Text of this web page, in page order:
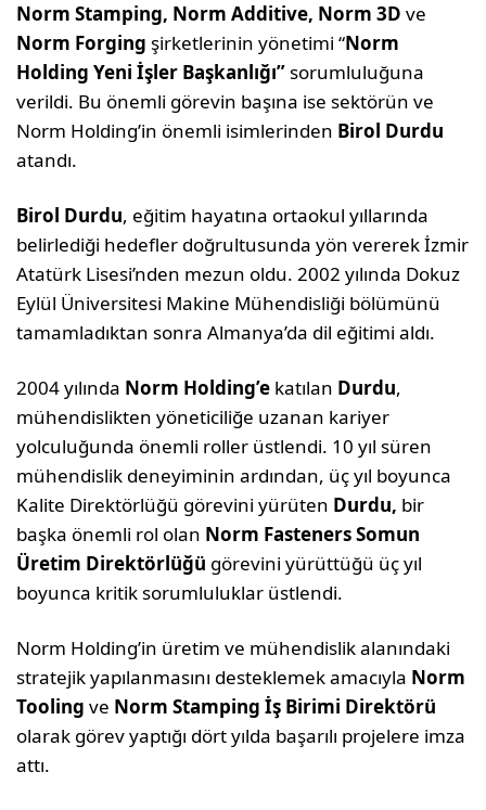
Norm Stamping, Norm Additive, Norm 3D ve
Norm Forging şirketlerinin yönetimi “Norm
Holding Yeni İşler Başkanlığı”sorumluluğuna
verildi. Bu önemli görevin başına ise sektörün ve
Norm Holding’in önemli isimlerinden Birol Durdu
atandı.
Birol Durdu, eğitim hayatına ortaokul yıllarında
belirlediği hedefler doğrultusunda yön vererek İzmir
Atatürk Lisesi’nden mezun oldu. 2002 yılında Dokuz
Eylül Üniversitesi Makine Mühendisliği bölümünü
tamamladıktan sonra Almanya’da dil eğitimi aldı.
2004 yılında Norm Holding’e katılan Durdu,
mühendislikten yöneticiliğe uzanan kariyer
yolculuğunda önemli roller üstlendi. 10 yıl süren
mühendislik deneyiminin ardından, üç yıl boyunca
Kalite Direktörlüğü görevini yürüten Durdu, bir
başka önemli rol olan Norm Fasteners Somun
Üretim Direktörlüğü görevini yürüttüğü üç yıl
boyunca kritik sorumluluklar üstlendi.
Norm Holding’in üretim ve mühendislik alanındaki
stratejik yapılanmasını desteklemek amacıyla Norm
Tooling ve Norm Stamping İş Birimi Direktörü
olarak görev yaptığı dört yılda başarılı projelere imza
attı.